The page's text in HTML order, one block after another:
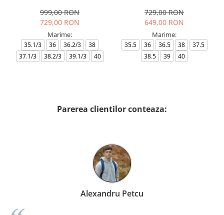
999,00 RON
729,00 RON
Marime:
35.1/3 36 36.2/3
38
37.1/3
38.2/3 39.1/3 40
729,00 RON
649,00 RON
Marime:
35.5 36 36.5 38
37.5
38.5
39 40
Parerea clientilor conteaza:
Alexandru Petcu